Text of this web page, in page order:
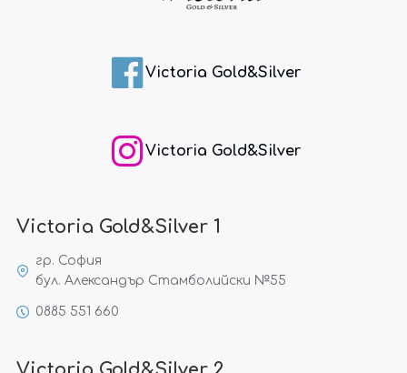
Victoria Gold&Silver
Victoria Gold&Silver
Victoria Gold&Silver 1
гр. София
бул. Александър Стамболийски №55
0885 551 660